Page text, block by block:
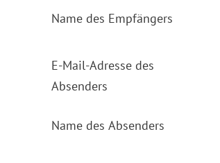
Name des Empfängers
E-Mail-Adresse des
Absenders
Name des Absenders